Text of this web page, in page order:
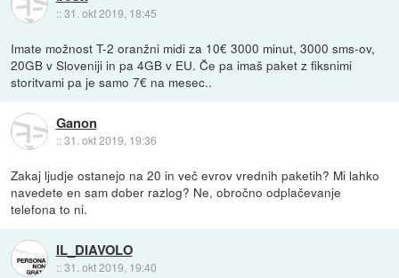
::31. okt 2019, 18:45
Imate možnost T-2 oranžni midi za 10€ 3000 minut, 3000 sms-ov,
20GB v Sloveniji in pa 4GB v EU. Če pa imaš paket z fiksnimi
storitvami pa je samo 7€ na mesec..
Ganon
::31. okt 2019, 19:36
Zakaj ljudje ostanejo na 20 in več evrov vrednih paketih? Mi lahko
navedete en sam dober razlog? Ne, obročno odplačevanje
telefona to ni.
IL_DIAVOLO
::31. okt 2019, 19:40